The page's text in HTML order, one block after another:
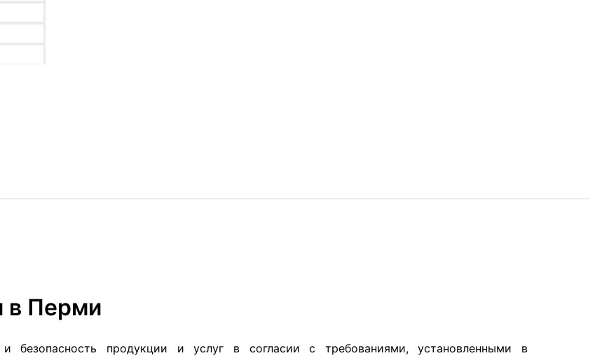
в Перми
безопасность продукции и услуг в согласии с требованиями, установленными в